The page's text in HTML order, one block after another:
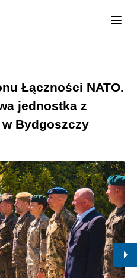
Łączności NATO.
jednostka z
Bydgoszczy